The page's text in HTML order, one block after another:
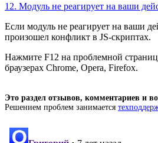
12. Модуль не реагирует на ваши
Если модуль не реагирует на ваши
произошел конфликт в JS-скриптах.
Нажмите F12 на проблемной
браузерах Chrome, Opera, Firefox.
Это раздел отзывов, комментариев и
Решением проблем занимается